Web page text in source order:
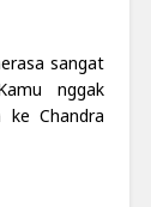
sangat
nggak
ke Chandra